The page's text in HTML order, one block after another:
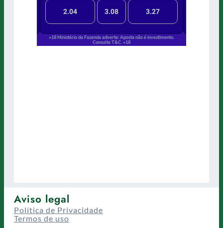
Aviso legal
Política de Privacidade
Termos de uso